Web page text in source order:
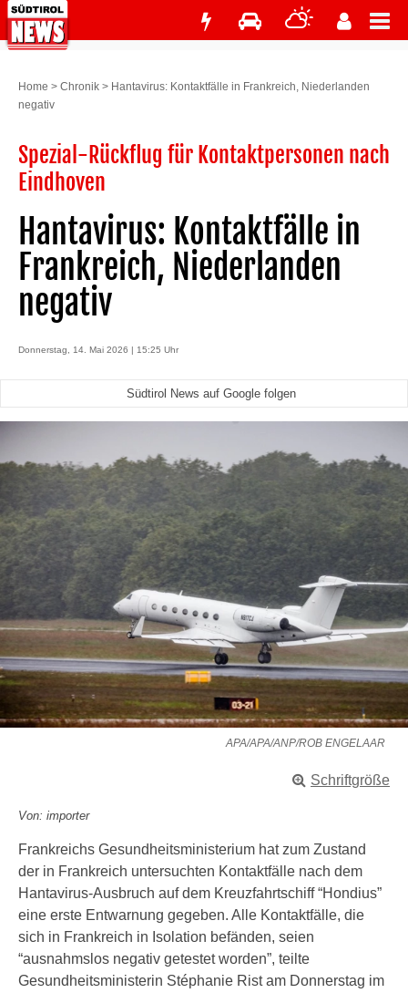
Home > Chronik > Hantavirus: Kontaktfälle in Frankreich, Niederlanden
negativ
Spezial-Rückflug für Kontaktpersonen nach
Eindhoven
Hantavirus: Kontaktfälle in
Frankreich, Niederlanden
negativ
Donnerstag, 14. Mai 2026 | 15:25 Uhr
Südtirol News auf Google folgen
APA/APA/ANP/ROB ENGELAAR
Schriftgröße
Von: importer
Frankreichs Gesundheitsministerium hat zum Zustand
der in Frankreich untersuchten Kontaktfälle nach dem
Hantavirus-Ausbruch auf dem Kreuzfahrtschiff “Hondius”
eine erste Entwarnung gegeben. Alle Kontaktfälle, die
sich in Frankreich in Isolation befänden, seien
“ausnahmslos negativ getestet worden”, teilte
Gesundheitsministerin Stéphanie Rist am Donnerstag im